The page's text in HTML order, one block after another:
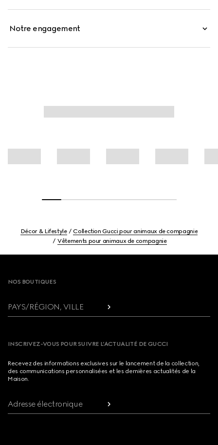
Notre engagement
Décor & Lifestyle
Collection Gucci pour animaux de compagnie
Vêtements pour animaux de compagnie
NOS BOUTIQUES
PAYS/RÉGION, VILLE
INSCRIVEZ-VOUS POUR SUIVRE L’ACTUALITÉ DE GUCCI
Recevez des informations exclusives sur le lancement de la collection,
des communications personnalisées et les dernières actualités de la
Maison.
Adresse électronique